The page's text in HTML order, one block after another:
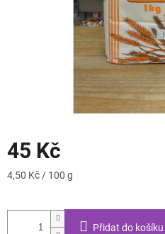
45 Kč
Měrná
4,50 Kč / 100 g
Přidat do košíku